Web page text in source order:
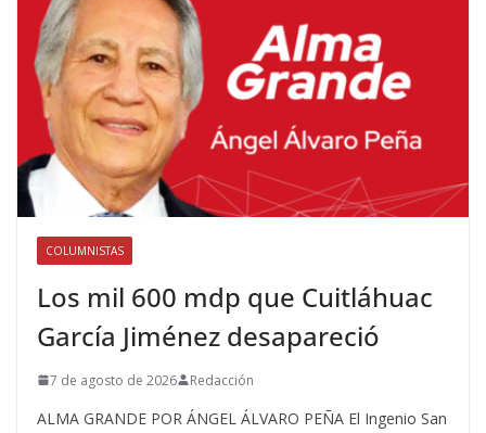
COLUMNISTAS
Los mil 600 mdp que Cuitláhuac
García Jiménez desapareció
7 de agosto de 2026 Redacción
ALMA GRANDE POR ÁNGEL ÁLVARO PEÑA El Ingenio San